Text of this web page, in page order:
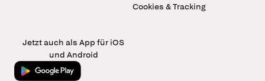
Cookies & Tracking
Jetzt auch als App für iOS
und Android
Jetzt bei Google Play